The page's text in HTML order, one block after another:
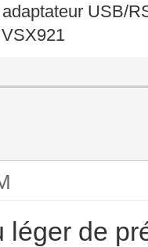
USB/
léger de